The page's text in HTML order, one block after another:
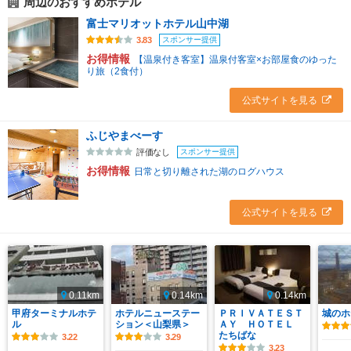
富士マリオットホテル山中湖
3.83 スポンサー提供
お得情報
【温泉付き客室】温泉付客室×お部屋食のゆった
り旅（2食付）
公式サイトを見る
ふじやまべーす
評価なし スポンサー提供
お得情報 日常と切り離された湖のログハウス
公式サイトを見る
0.11km
甲府ターミナルホテ
ル
3.22
0.14km
ホテルニューステー
ション＜山梨県＞
3.29
0.14km
ＰＲＩＶＡＴＥＳＴ
ＡＹ ＨＯＴＥＬ
たちばな
3.23
城の